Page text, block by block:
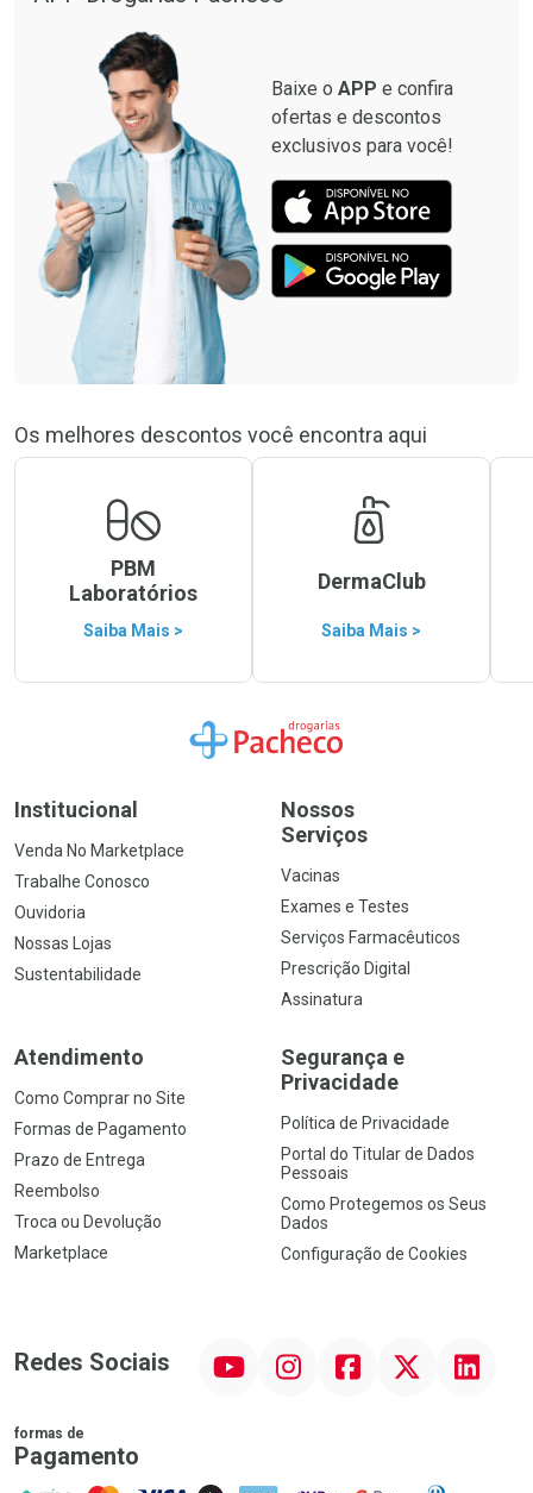
Baixe o APP e confira
ofertas e descontos
exclusivos para você!
Os melhores descontos você encontra aqui
PBM
Laboratórios
Saiba Mais >
DermaClub
Saiba Mais >
Ir para a Home
Institucional
Venda No Marketplace
Trabalhe Conosco
Ouvidoria
Nossas Lojas
Sustentabilidade
Nossos
Serviços
Vacinas
Exames e Testes
Serviços Farmacêuticos
Prescrição Digital
Assinatura
Atendimento
Como Comprar no Site
Formas de Pagamento
Prazo de Entrega
Reembolso
Troca ou Devolução
Marketplace
Segurança e
Privacidade
Política de Privacidade
Portal do Titular de Dados
Pessoais
Como Protegemos os Seus
Dados
Configuração de Cookies
Redes Sociais InstagramFacebook Linkedin
formas de
Pagamento